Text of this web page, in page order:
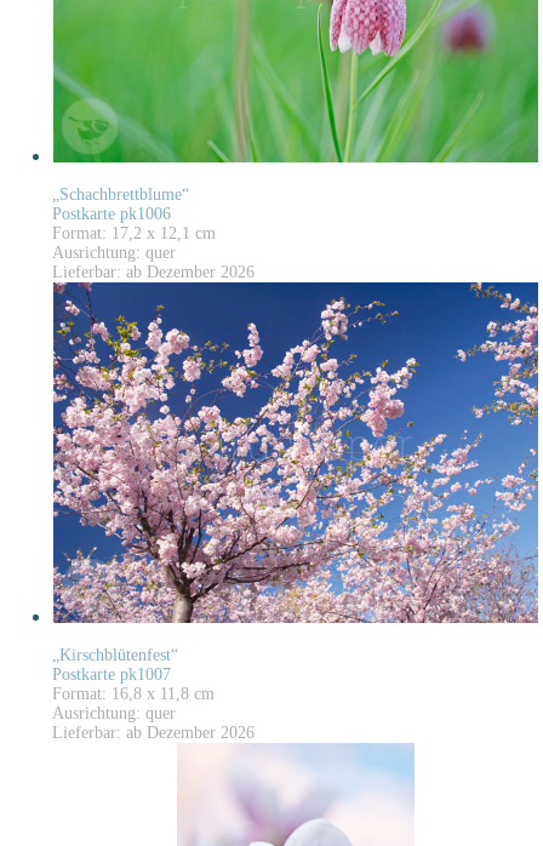
„Schachbrettblume“
Postkarte pk1006
Format: 17,2 x 12,1 cm
Ausrichtung: quer
Lieferbar: ab Dezember 2026
„Kirschblütenfest“
Postkarte pk1007
Format: 16,8 x 11,8 cm
Ausrichtung: quer
Lieferbar: ab Dezember 2026